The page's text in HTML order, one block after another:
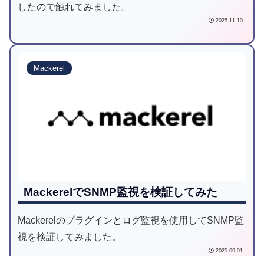
したので触れてみました。
2025.11.10
Mackerel
MackerelでSNMP監視を検証してみた
Mackerelのプラグインとログ監視を使用してSNMP監
視を検証してみました。
2025.09.01